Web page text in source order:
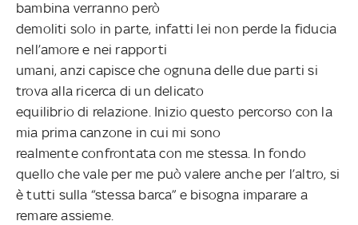
bambina verranno però
demoliti solo in parte, infatti lei non perde la fiducia
nell’amore e nei rapporti
umani, anzi capisce che ognuna delle due parti si
trova alla ricerca di un delicato
equilibrio di relazione. Inizio questo percorso con la
mia prima canzone in cui mi sono
realmente confrontata con me stessa. In fondo
quello che vale per me può valere anche per l’altro, si
è tutti sulla “stessa barca” e bisogna imparare a
remare assieme.